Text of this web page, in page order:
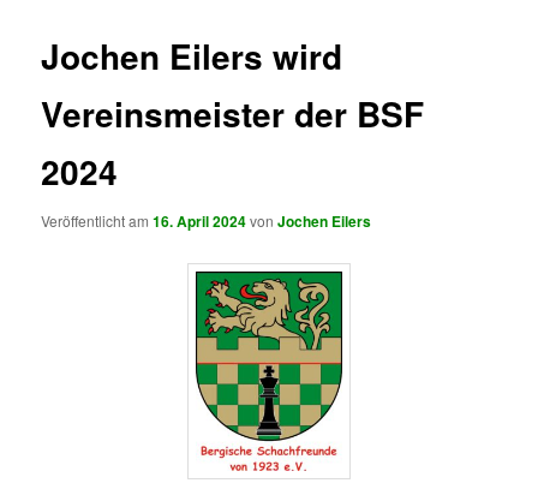
Jochen Eilers wird
Vereinsmeister der BSF
2024
Veröffentlicht am16. April 2024vonJochen Eilers